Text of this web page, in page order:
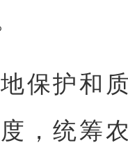
地保护和
，统筹